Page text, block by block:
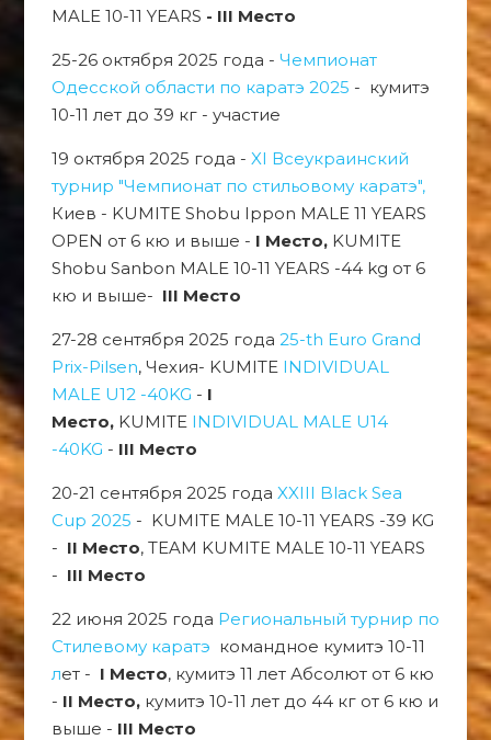
MALE 10-11 YEARS - III Место
25-26 октября 2025 года - Чемпионат
Одесской области по каратэ 2025 - кумитэ
10-11 лет до 39 кг - участие
19 октября 2025 года - XI Всеукраинский
турнир "Чемпионат по стильовому каратэ",
Киев - KUMITE Shobu Ippon MALE 11 YEARS
OPEN от 6 кю и выше - I Место, KUMITE
Shobu Sanbon MALE 10-11 YEARS -44 kg от 6
кю и выше- III Место
27-28 сентября 2025 года 25-th Euro Grand
Prix-Pilsen, Чехия- KUMITE INDIVIDUAL
MALE U12 -40KG - I
Место, KUMITE INDIVIDUAL MALE U14
-40KG - III Место
20-21 сентября 2025 года XXIII Black Sea
Cup 2025 - KUMITE MALE 10-11 YEARS -39 KG
- II Место, TEAM KUMITE MALE 10-11 YEARS
- III Место
22 июня 2025 года Региональный турнир по
Стилевому каратэ командное кумитэ 10-11
лет - I Место, кумитэ 11 лет Абсолют от 6 кю
- II Место, кумитэ 10-11 лет до 44 кг от 6 кю и
выше - III Место